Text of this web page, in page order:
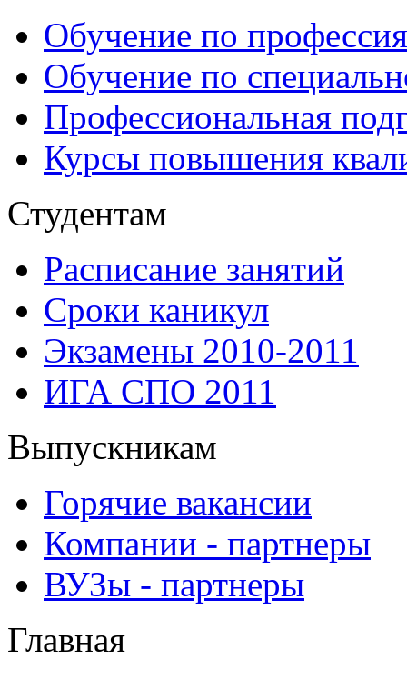
Обучение по
Обучение по
Профессиональная
Курсы повышения
Студентам
Расписание занятий
Сроки каникул
Экзамены 2010-2011
ИГА СПО 2011
Выпускникам
Горячие вакансии
Компании - партнеры
ВУЗы - партнеры
Главная